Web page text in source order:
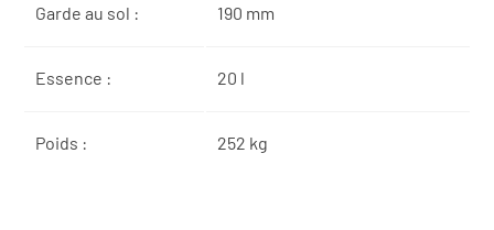
Garde au sol : 190 mm
Essence : 20 l
Poids : 252 kg